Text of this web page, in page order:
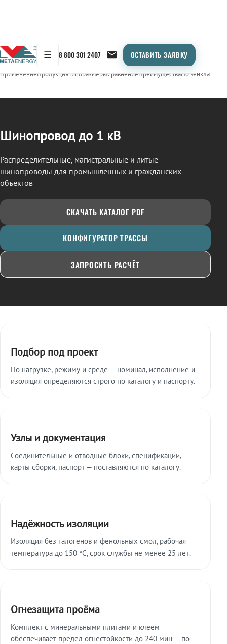
☰ 8 800 301 2407 ОСТАВИТЬ ЗАЯВКУ
← Продукция/ШИНОПРОВОД
ПрименениеПродукцияТипоразмерыСравнениеПреимуществаНоменклатура
Шинопровод до 1 кВ
Распределительные, магистральные и литые
шинопроводы для промышленных и гражданских
объектов
СКАЧАТЬ КАТАЛОГ PDF
КОНФИГУРАТОР ТРАССЫ
ЗАПРОСИТЬ РАСЧЁТ
Подбор под проект
По нагрузке, режиму и среде — номинал, исполнение и
изоляция определяются строго по каталогу и паспорту.
Узлы и документация
Соединительные и отводные блоки, спецификации,
карты сборки, паспорт — поставляются по каталогу.
Надёжность изоляции
Изоляция без галогенов и фенольных смол, рабочая
температура до 150 °C, срок службы не менее 25 лет.
Огнезащита проёма
Комплект с минеральными плитами и клеем
обеспечивает предел огнестойкости до 240 мин — по